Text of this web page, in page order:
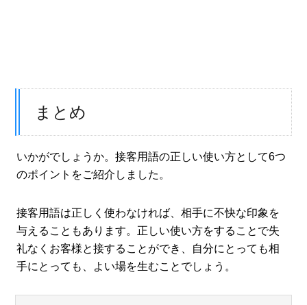
まとめ
いかがでしょうか。接客用語の正しい使い方として6つ
のポイントをご紹介しました。
接客用語は正しく使わなければ、相手に不快な印象を
与えることもあります。正しい使い方をすることで失
礼なくお客様と接することができ、自分にとっても相
手にとっても、よい場を生むことでしょう。